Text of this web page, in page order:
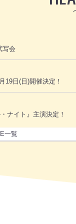
写会
19日(日)開催決定！
ナイト』主演決定！
一覧